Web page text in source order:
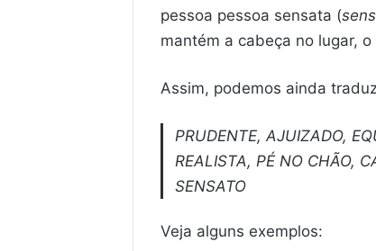
pessoa pessoa sensata (
mantém a cabeça no lugar,
Assim, podemos ainda
PRUDENTE, AJUIZADO,
REALISTA, PÉ NO CHÃO,
SENSATO
Veja alguns exemplos: